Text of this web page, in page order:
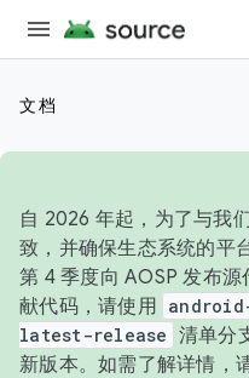
文档
自 2026 年起，为了与我
致，并确保生态系统的平
第 4 季度向 AOSP 发布
献代码，请使用
latest-release 清单分
新版本。如需了解详情，